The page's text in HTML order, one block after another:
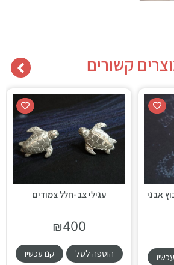
קשורים
אבני
עגילי צב-חלל צמודים
₪400
הוספה לסל קנו עכשיו